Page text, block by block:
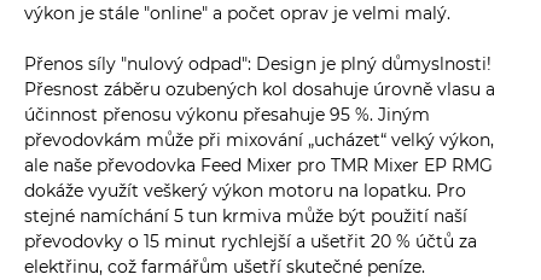
výkon je stále "online" a počet oprav je velmi malý.
Přenos síly "nulový odpad": Design je plný důmyslnosti!
Přesnost záběru ozubených kol dosahuje úrovně vlasu a
účinnost přenosu výkonu přesahuje 95 %. Jiným
převodovkám může při mixování „ucházet“ velký výkon,
ale naše převodovka Feed Mixer pro TMR Mixer EP RMG
dokáže využít veškerý výkon motoru na lopatku. Pro
stejné namíchání 5 tun krmiva může být použití naší
převodovky o 15 minut rychlejší a ušetřit 20 % účtů za
elektřinu, což farmářům ušetří skutečné peníze.